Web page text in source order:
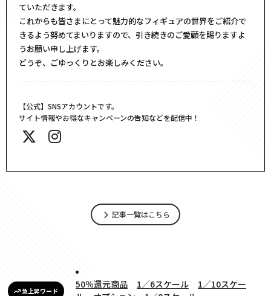
ていただきます。
これからも皆さまにとって魅力的なフィギュアの世界をご紹介で
きるよう努めてまいりますので、引き続きのご愛顧を賜りますよ
うお願い申し上げます。
どうぞ、ごゆっくりとお楽しみください。
【公式】SNSアカウントです。
サイト情報やお得なキャンペーンの告知などを配信中！
記事一覧はこちら
急上昇ワード
50％還元商品 1／6スケール
1／10スケー